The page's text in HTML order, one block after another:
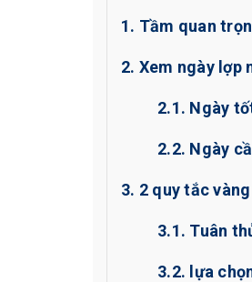
1. Tầm quan
2. Xem ngày lợp
2.1. Ngày
2.2. Ngày
3. 2 quy tắc
3.1. Tuân
3.2. lựa